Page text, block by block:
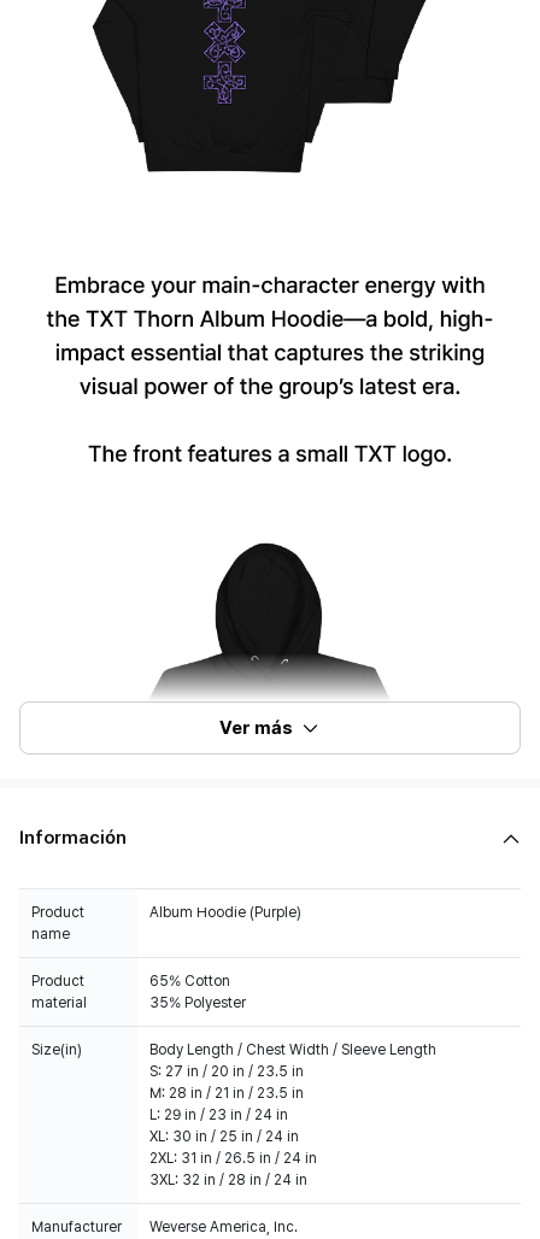
Ver más
Información
Product
name
Album Hoodie (Purple)
Product
material
65% Cotton
35% Polyester
Size(in)
Body Length / Chest Width / Sleeve Length
S: 27 in / 20 in / 23.5 in
M: 28 in / 21 in / 23.5 in
L: 29 in / 23 in / 24 in
XL: 30 in / 25 in / 24 in
2XL: 31 in / 26.5 in / 24 in
3XL: 32 in / 28 in / 24 in
Manufacturer
Weverse America, Inc.